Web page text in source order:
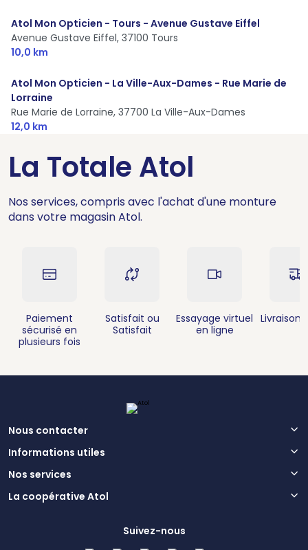
Atol Mon Opticien - Tours - Avenue Gustave Eiffel
Avenue Gustave Eiffel, 37100 Tours
10,0 km
Atol Mon Opticien - La Ville-Aux-Dames - Rue Marie de
Lorraine
Rue Marie de Lorraine, 37700 La Ville-Aux-Dames
12,0 km
La Totale Atol
Nos services, compris avec l'achat d'une monture
dans votre magasin Atol.
Paiement
sécurisé en
plusieurs fois
Satisfait ou
Satisfait
Essayage virtuel
en ligne
Livraison
Nous contacter
Informations utiles
Nos services
La coopérative Atol
Suivez-nous